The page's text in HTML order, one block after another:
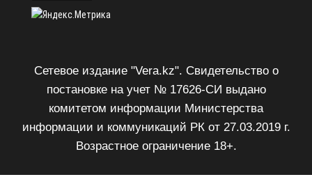
Сетевое издание "Vera.kz". Свидетельство о
постановке на учет № 17626-СИ выдано
комитетом информации Министерства
информации и коммуникаций РК от 27.03.2019 г.
Возрастное ограничение 18+.